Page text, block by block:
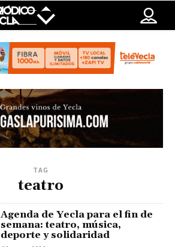
TAG
teatro
Agenda de Yecla para el fin de
semana: teatro, música,
deporte y solidaridad